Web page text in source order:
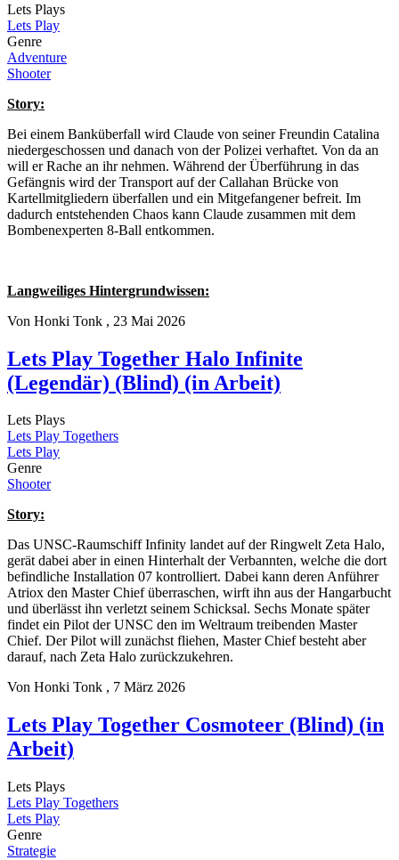
Lets Plays
Lets Play
Genre
Adventure
Shooter
Story:
Bei einem Banküberfall wird Claude von seiner Freundin Catalina
niedergeschossen und danach von der Polizei verhaftet. Von da an
will er Rache an ihr nehmen. Während der Überführung in das
Gefängnis wird der Transport auf der Callahan Brücke von
Kartellmitgliedern überfallen und ein Mitgefangener befreit. Im
dadurch entstehenden Chaos kann Claude zusammen mit dem
Bombenexperten 8-Ball entkommen.
Langweiliges Hintergrundwissen:
Von Honki Tonk , 23 Mai 2026
Lets Play Together Halo Infinite
(Legendär) (Blind) (in Arbeit)
Lets Plays
Lets Play Togethers
Lets Play
Genre
Shooter
Story:
Das UNSC-Raumschiff Infinity landet auf der Ringwelt Zeta Halo,
gerät dabei aber in einen Hinterhalt der Verbannten, welche die dort
befindliche Installation 07 kontrolliert. Dabei kann deren Anführer
Atriox den Master Chief überraschen, wirft ihn aus der Hangarbucht
und überlässt ihn verletzt seinem Schicksal. Sechs Monate später
findet ein Pilot der UNSC den im Weltraum treibenden Master
Chief. Der Pilot will zunächst fliehen, Master Chief besteht aber
darauf, nach Zeta Halo zurückzukehren.
Von Honki Tonk , 7 März 2026
Lets Play Together Cosmoteer (Blind) (in
Arbeit)
Lets Plays
Lets Play Togethers
Lets Play
Genre
Strategie